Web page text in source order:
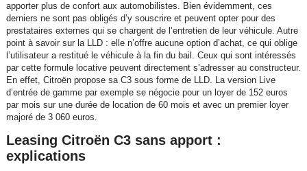
apporter plus de confort aux automobilistes. Bien évidemment, ces
derniers ne sont pas obligés d’y souscrire et peuvent opter pour des
prestataires externes qui se chargent de l’entretien de leur véhicule. Autre
point à savoir sur la LLD : elle n’offre aucune option d’achat, ce qui oblige
l’utilisateur a restitué le véhicule à la fin du bail. Ceux qui sont intéressés
par cette formule locative peuvent directement s’adresser au constructeur.
En effet, Citroën propose sa C3 sous forme de LLD. La version Live
d’entrée de gamme par exemple se négocie pour un loyer de 152 euros
par mois sur une durée de location de 60 mois et avec un premier loyer
majoré de 3 060 euros.
Leasing Citroën C3 sans apport :
explications